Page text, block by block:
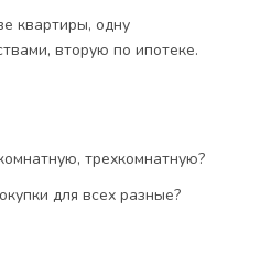
квартиры, одну
вторую по ипотеке.
трехкомнатную?
для всех разные?